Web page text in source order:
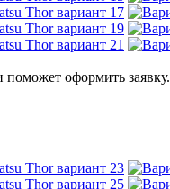
оформить заявку.